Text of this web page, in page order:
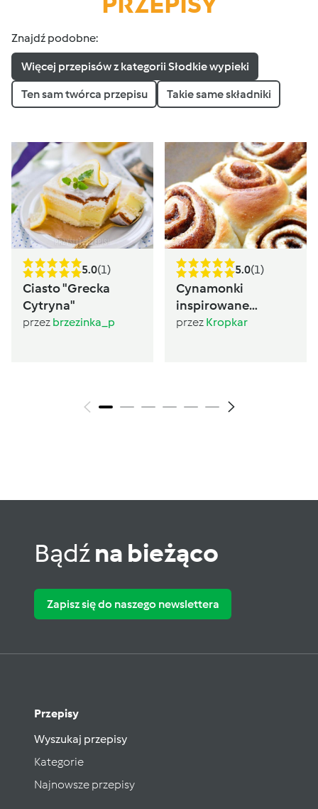
Znajdź podobne:
Więcej przepisów z kategorii Słodkie wypieki
Ten sam twórca przepisu Takie same składniki
5.0(1)
Ciasto "Grecka
Cytryna"
przez brzezinka_p
5.0(1)
Cynamonki
inspirowane
Sugarlady
przez Kropkar
Bądźna bieżąco
Zapisz się do naszego newslettera
Przepisy
Wyszukaj przepisy
Kategorie
Najnowsze przepisy